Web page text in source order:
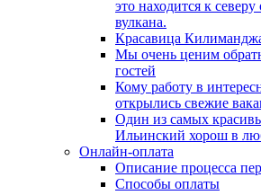
это находится к
вулкана.
Красавица
Мы очень ценим
гостей
Кому работу в
открылись свежие
Один из самых
Ильинский хорош в
Онлайн-оплата
Описание процесса
Способы оплаты